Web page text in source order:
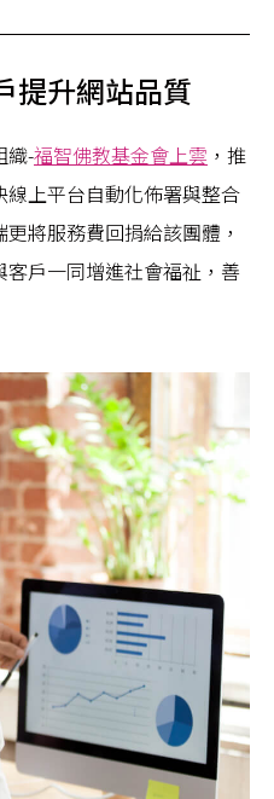
提升網站品質
織-福智佛教基金會上雲 ，推
線上平台自動化佈署與整合
將服務費回捐給該團體，
戶一同增進社會福祉，善